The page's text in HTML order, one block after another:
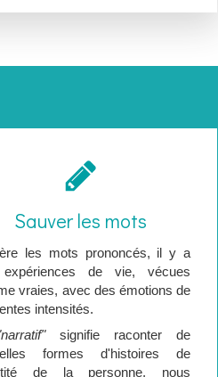
Sauver les mots
les mots prononcés, il y a
de vie, vécues
vraies, avec des émotions de
intensités.
signifie raconter de
formes d'histoires de
de la personne, nous